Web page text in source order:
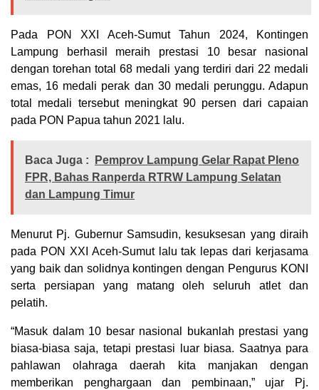
Pada PON XXI Aceh-Sumut Tahun 2024, Kontingen
Lampung berhasil meraih prestasi 10 besar nasional
dengan torehan total 68 medali yang terdiri dari 22 medali
emas, 16 medali perak dan 30 medali perunggu. Adapun
total medali tersebut meningkat 90 persen dari capaian
pada PON Papua tahun 2021 lalu.
Baca Juga :
Pemprov Lampung Gelar Rapat Pleno
FPR, Bahas Ranperda RTRW Lampung Selatan
dan Lampung Timur
Menurut Pj. Gubernur Samsudin, kesuksesan yang diraih
pada PON XXI Aceh-Sumut lalu tak lepas dari kerjasama
yang baik dan solidnya kontingen dengan Pengurus KONI
serta persiapan yang matang oleh seluruh atlet dan
pelatih.
“Masuk dalam 10 besar nasional bukanlah prestasi yang
biasa-biasa saja, tetapi prestasi luar biasa. Saatnya para
pahlawan olahraga daerah kita manjakan dengan
memberikan penghargaan dan pembinaan,” ujar Pj.